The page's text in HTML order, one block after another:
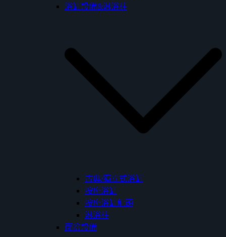
浴缸設備&淋浴柱
古典/獨立式浴缸
按摩浴缸
按摩浴缸龍頭
淋浴柱
面盆設備